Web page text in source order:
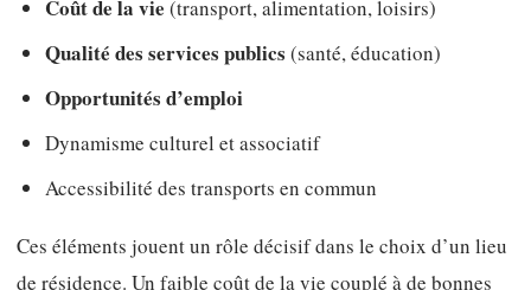
Coût de la vie (transport, alimentation, loisirs)
Qualité des services publics (santé, éducation)
Opportunités d’emploi
Dynamisme culturel et associatif
Accessibilité des transports en commun
Ces éléments jouent un rôle décisif dans le choix d’un lieu
de résidence. Un faible coût de la vie couplé à de bonnes